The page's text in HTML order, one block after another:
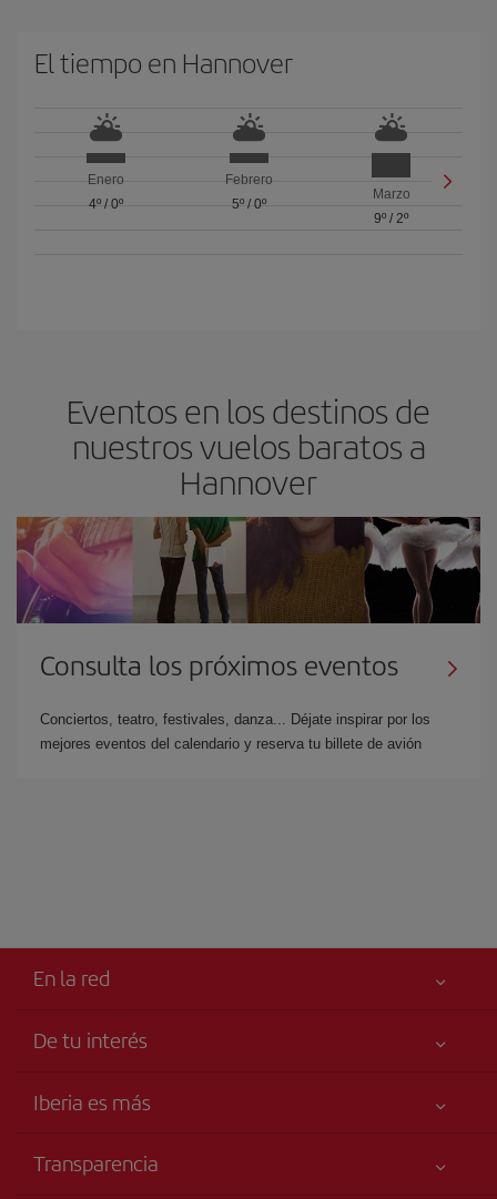
El tiempo en Hannover
Enero
4º/ 0º
Febrero
5º/ 0º
Marzo
9º /2º
Eventos en los destinos de
nuestros vuelos baratos a
Hannover
Consulta los próximos eventos
Conciertos, teatro, festivales, danza... Déjate inspirar por los
mejores eventos del calendario y reserva tu billete de avión
En la red
De tu interés
Tu seguridad es lo primero
Iberia es más
Talento a bordo
Transparencia